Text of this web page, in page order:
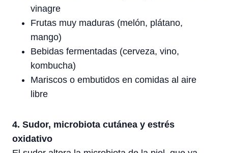
vinagre
Frutas muy maduras (melón, plátano,
mango)
Bebidas fermentadas (cerveza, vino,
kombucha)
Mariscos o embutidos en comidas al aire
libre
4. Sudor, microbiota cutánea y estrés
oxidativo